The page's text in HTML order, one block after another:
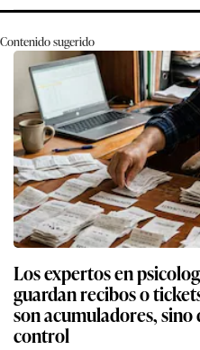
Contenido sugerido
Los expertos en
guardan recibos o
son acumuladores,
control